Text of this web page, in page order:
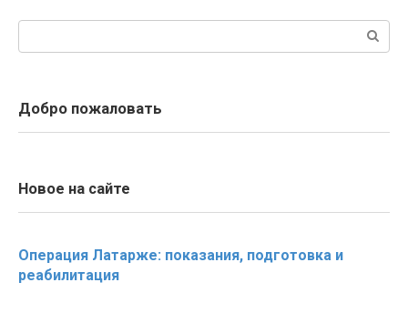
Поиск:
Добро пожаловать
Новое на сайте
Операция Латарже: показания, подготовка и
реабилитация